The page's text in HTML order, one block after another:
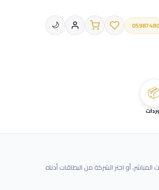
🌙
أو اختر الشركة من البطاقات أدناه